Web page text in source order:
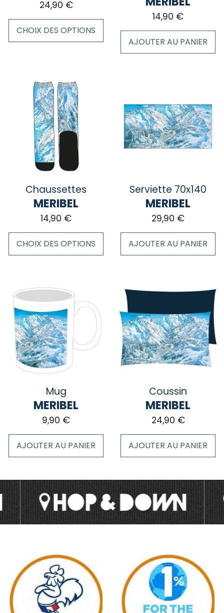
24,90 €
CHOIX DES OPTIONS
plusieurs
variations.
options
peuvent
choisies
14,90 €
AJOUTER AU PANIER
Chaussettes
MERIBEL
14,90 €
CHOIX DES OPTIONS
plusieurs
variations.
Les
options
peuvent
être
choisies
produit
Serviette 70x140
MERIBEL
29,90 €
AJOUTER AU PANIER
Mug
MERIBEL
9,90 €
AJOUTER AU PANIER
Coussin
MERIBEL
24,90 €
AJOUTER AU PANIER